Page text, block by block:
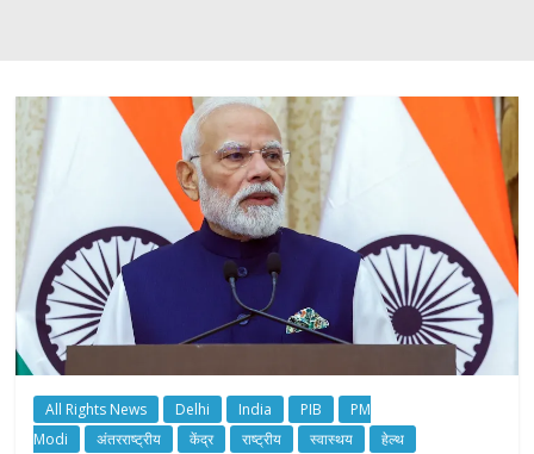
All Rights News Delhi India PIB
PM
Modi
अंतरराष्ट्रीय केंद्र राष्ट्रीय स्वास्थय हेल्थ